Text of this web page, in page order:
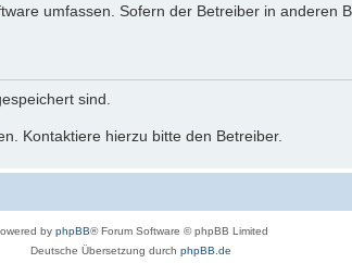
umfassen. Sofern der Betreiber in anderen
sind.
Kontaktiere hierzu bitte den Betreiber.
by phpBB® Forum Software © phpBB Limited
Deutsche Übersetzung durch phpBB.de